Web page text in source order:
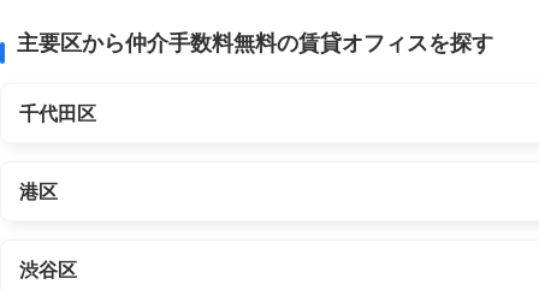
主要区から仲介手数料無料の賃貸オフィスを探す
千代田区
港区
渋谷区